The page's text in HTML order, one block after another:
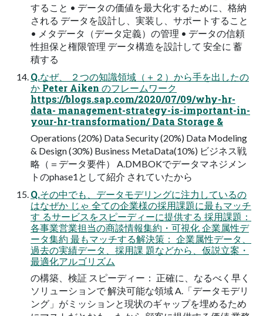
すること • データの価値を最大化するために、格納
される データを設計し、実装し、サポートすること
• メタデータ（データ定義）の管理 • データの信頼
性担保と権限管理 データ構造を設計して 安全に 蓄
積する
Q.なぜ、 ２つの知識領域（＋２）から手を出したの
か Peter Aiken のフレームワーク
https://blogs.sap.com/2020/07/09/why-hr-
data- management-strategy-is-important-in-
your-hr-transformation/ Data Storage &
Operations (20%) Data Security (20%) Data Modeling
& Design (30%) Business MetaData(10%) ビジネス戦
略（＝データ要件） A.DMBOKでデータマネジメン
トのphase1として紹介 されていたから
Q.その中でも、データモデリングに注力しているの
はなぜか じゃ 全ての企業様の採用課題に最もマッチ
す るサービスをスピーディーに提供する 採用課題：
各事業営業担当の商談情報集約・可視化 企業属性デ
ータ集約 最もマッチする解決策： 企業属性データ、
過去の実績データ、採用課 題などから、仮説立案・
最適化アルゴリズム
の構築、検証 スピーディー： 正確に、なるべく早く
ソリューションで 解決可能な領域 A.「データモデリ
ング」がミッションと現状のギャップを埋めるため